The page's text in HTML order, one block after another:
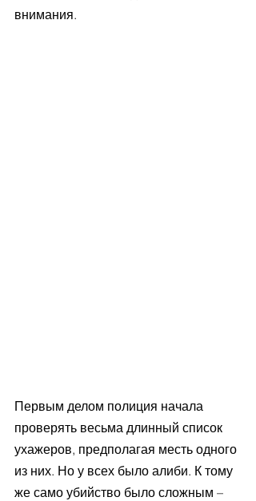
внимания.
Первым делом полиция начала
проверять весьма длинный список
ухажеров, предполагая месть одного
из них. Но у всех было алиби. К тому
же само убийство было сложным –